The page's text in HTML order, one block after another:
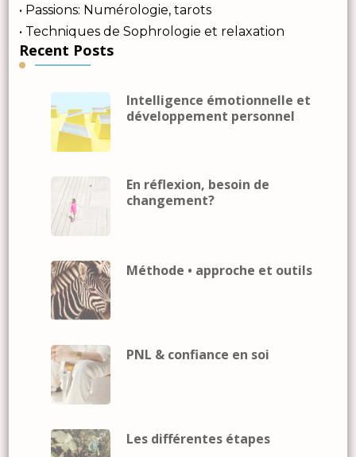
• Passions: Numérologie, tarots
• Techniques de Sophrologie et relaxation
Recent Posts
Intelligence émotionnelle et
développement personnel
En réflexion, besoin de
changement?
Méthode • approche et outils
PNL & confiance en soi
Les différentes étapes